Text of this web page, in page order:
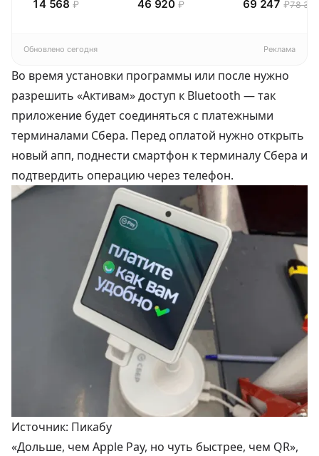
Смарт ТВ HD
14 568 ₽
Snapdragon 8,
46 920 ₽
(2026) Смарт ТВ
69 247 ₽78
Обновлено сегодня Реклама
Во время установки программы или после нужно
разрешить «Активам» доступ к Bluetooth — так
приложение будет соединяться с платежными
терминалами Сбера. Перед оплатой нужно открыть
новый апп, поднести смартфон к терминалу Сбера и
подтвердить операцию через телефон.
Источник: Пикабу
«Дольше, чем Apple Pay, но чуть быстрее, чем QR»,